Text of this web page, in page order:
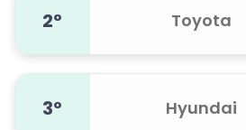
2º Toyota
3º Hyundai